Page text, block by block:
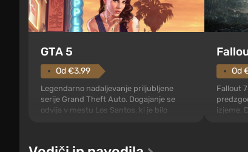
GTA 5
Od €3.99
Legendarno nadaljevanje priljubljene
serije Grand Theft Auto. Dogajanje se
odvija v mestu Los Santos, ki je bilo
Od
Fallout
izjeme.